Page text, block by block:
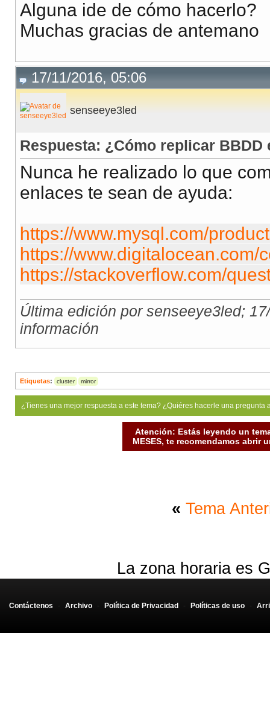
Alguna ide de cómo hacerlo?
Muchas gracias de antemano
17/11/2016, 05:06
senseeye3led
Respuesta: ¿Cómo replicar
Nunca he realizado lo que
enlaces te sean de ayuda:
https://www.mysql.com/
https://www.digitalocean.com/
https://stackoverflow.com/
Última edición por senseeye3led;
información
Etiquetas: cluster mirror
¿Tienes una mejor respuesta a este tema? ¿Quiéres hacerle una
Atención: Estás leyendo un
MESES, te recomendamos abrir
« Tema
La zona horaria es
Contáctenos - Archivo - Política de Privacidad - Políticas de uso -